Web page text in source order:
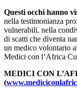
Questi occhi hanno
nella testimonianza
vulnerabili, nella
di scatti che diventa
un medico volontario
Medici con l’Africa
MEDICI CON
(